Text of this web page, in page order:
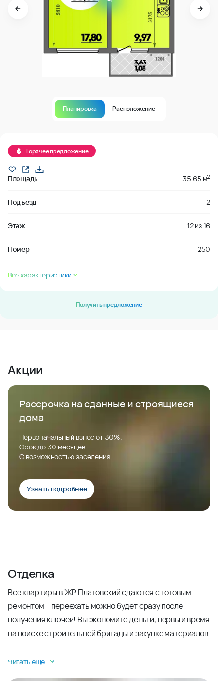
Планировка Расположение
Горячее предложение
Площадь 35.65 м2
Подъезд 2
Этаж 12из16
Номер 250
Все характеристики
Получить предложение
Акции
Рассрочка на сданные и строящиеся
дома
Первоначальный взнос от 30%.
Срок до 30 месяцев.
С возможностью заселения.
Узнать подробнее
Отделка
Все квартиры в ЖР Платовский сдаются с готовым
ремонтом – переехать можно будет сразу после
получения ключей! Вы экономите деньги, нервы и время
на поиске строительной бригады и закупке материалов.
Читать еще